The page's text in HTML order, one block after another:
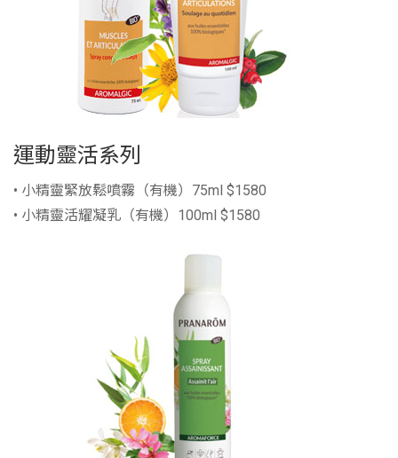
運動靈活系列
• 小精靈緊放鬆噴霧（有機）75ml $1580
• 小精靈活耀凝乳（有機）100ml $1580